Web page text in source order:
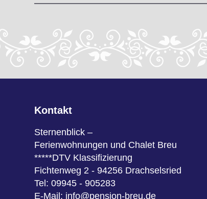
Kontakt
Sternenblick –
Ferienwohnungen und Chalet Breu
*****DTV Klassifizierung
Fichtenweg 2 - 94256 Drachselsried
Tel: 09945 - 905283
E-Mail: info@pension-breu.de